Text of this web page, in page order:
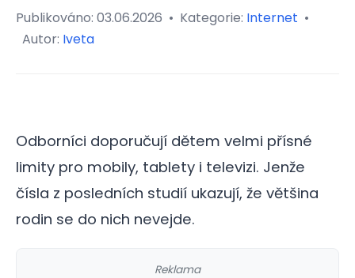
Publikováno: 03.06.2026 • Kategorie: Internet •
Autor: Iveta
Odborníci doporučují dětem velmi přísné
limity pro mobily, tablety i televizi. Jenže
čísla z posledních studií ukazují, že většina
rodin se do nich nevejde.
Reklama